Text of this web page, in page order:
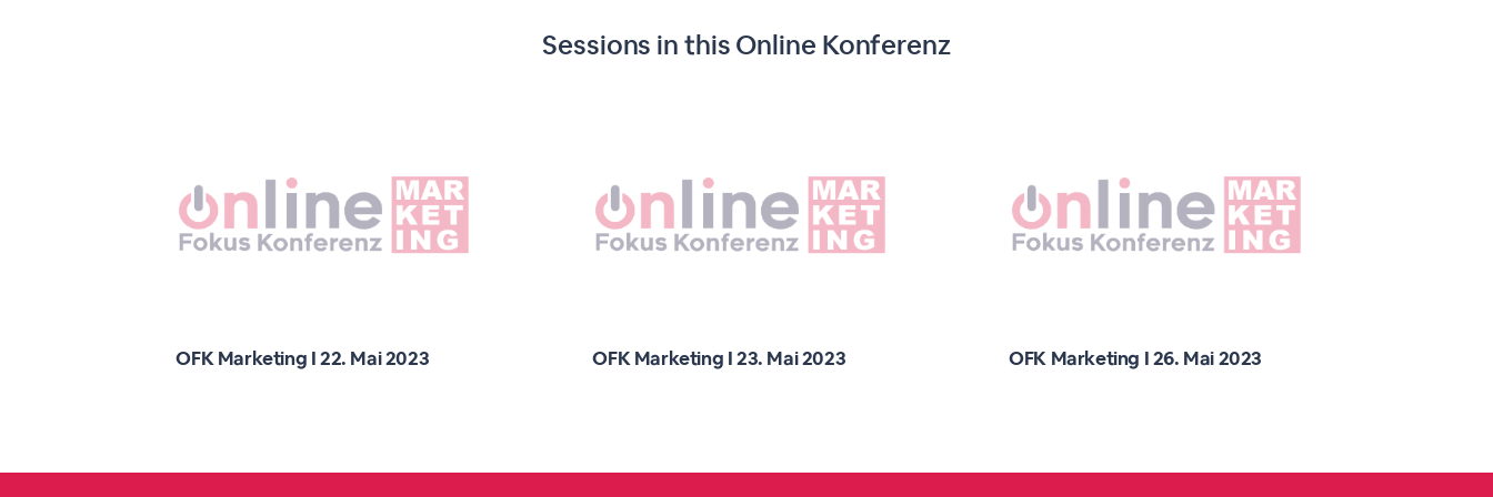
Sessions in thisOnline Konferenz
OFK Marketing I 22. Mai 2023 OFK Marketing I 23. Mai 2023 OFK Marketing I 26. Mai 2023